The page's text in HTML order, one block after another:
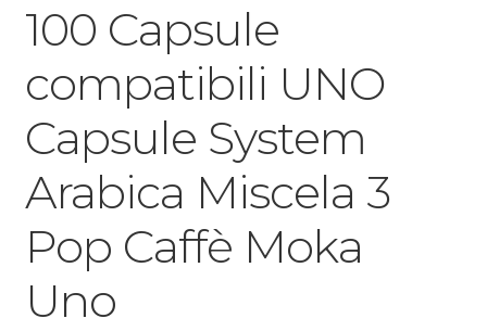
100 Capsule
compatibili UNO
Capsule System
Arabica Miscela 3
Pop Caffè Moka
Uno